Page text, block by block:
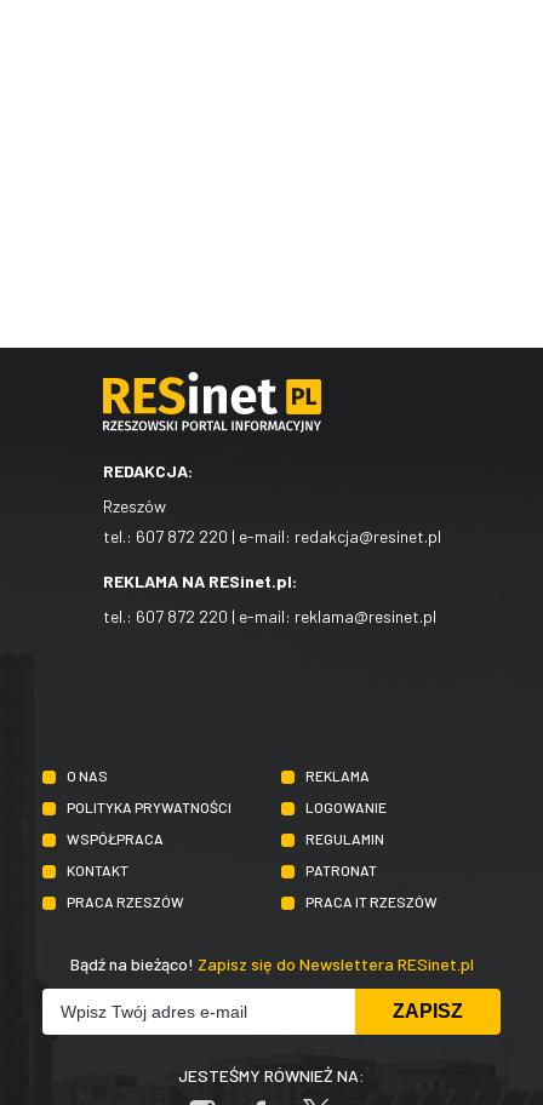
REDAKCJA:
Rzeszów
tel.: 607 872 220 | e-mail: redakcja@resinet.pl
REKLAMA NA RESinet.pl:
tel.: 607 872 220 | e-mail: reklama@resinet.pl
O NAS
REKLAMA
POLITYKA PRYWATNOŚCI
LOGOWANIE
WSPÓŁPRACA
REGULAMIN
KONTAKT
PATRONAT
PRACA RZESZÓW
PRACA IT RZESZÓW
Bądź na bieżąco! Zapisz się do Newslettera RESinet.pl
JESTEŚMY RÓWNIEŻ NA: